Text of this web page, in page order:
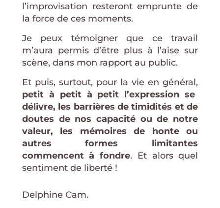
l’improvisation resteront emprunte de
la force de ces moments.
Je peux témoigner que ce travail
m’aura permis d’être plus à l’aise sur
scène, dans mon rapport au public.
Et puis, surtout, pour la vie en général,
petit à petit à petit l’expression se
délivre, les barrières de timidités et de
doutes de nos capacité ou de notre
valeur, les mémoires de honte ou
autres formes limitantes
commencent à fondre. Et alors quel
sentiment de liberté !
Delphine Cam.